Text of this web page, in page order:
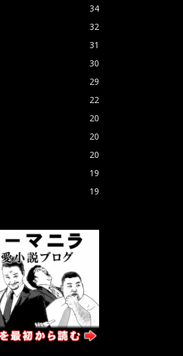
34
32
31
30
29
22
20
20
20
19
19